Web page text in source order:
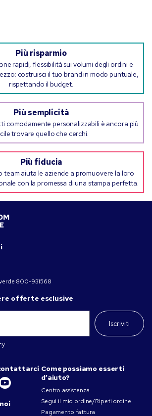
Più risparmio
rapidi, flessibilità sui volumi degli ordini e
costruisci il tuo brand in modo puntuale,
rispettando il budget.
Più semplicità
comodamente personalizzabili è ancora più
trovare quello che cerchi.
Più fiducia
team aiuta le aziende a promuovere la loro
con la promessa di una stampa perfetta.
800-931568
offerte esclusive
Iscriviti
Come possiamo esserti
d’aiuto?
Centro assistenza
Segui il mio ordine/Ripeti ordine
Pagamento fattura